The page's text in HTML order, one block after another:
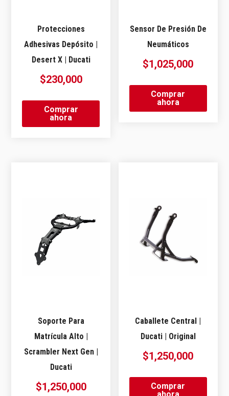
Protecciones
Adhesivas Depósito |
Desert X | Ducati
$230,000
Comprar
ahora
Sensor De Presión De
Neumáticos
$1,025,000
Comprar
ahora
Soporte Para
Matrícula Alto |
Scrambler Next Gen |
Ducati
$1,250,000
Caballete Central |
Ducati | Original
$1,250,000
Comprar
ahora